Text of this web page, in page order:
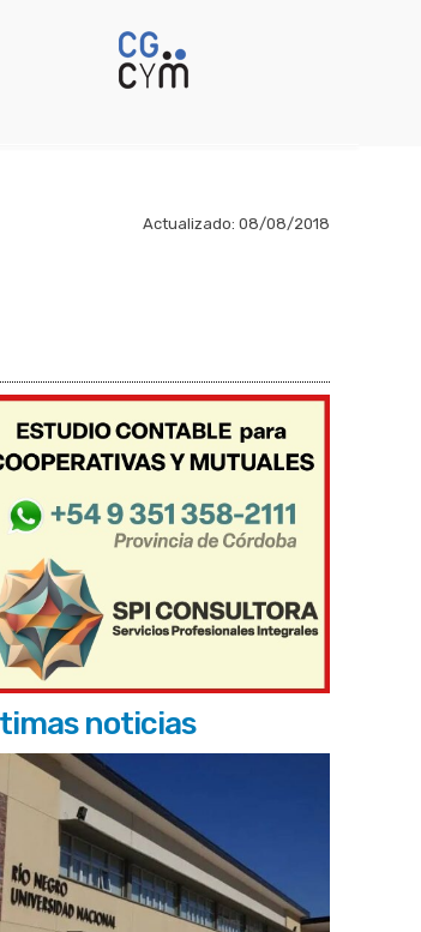
Actualizado: 08/08/2018
noticias